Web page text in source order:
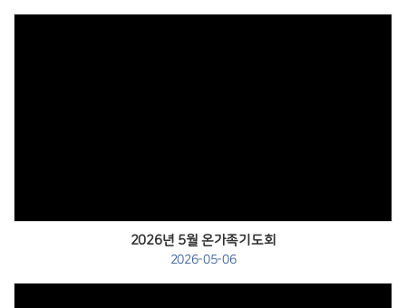
2026년 5월 온가족기도회
2026-05-06